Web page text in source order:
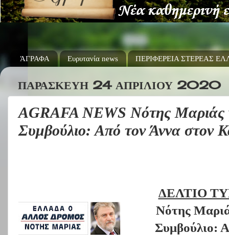
ΆΓΡΑΦΑ Ευρυτανία news ΠΕΡΙΦΕΡΕΙΑ ΣΤΕΡΕΑΣ
ΠΑΡΑΣΚΕΥΉ 24 ΑΠΡΙΛΊΟΥ 2020
AGRAFA NEWS Νότης Μαριάς
Συμβούλιο: Από τον Άννα στον
ΔΕΛΤΙΟ
Νότης
Συμβούλιο: